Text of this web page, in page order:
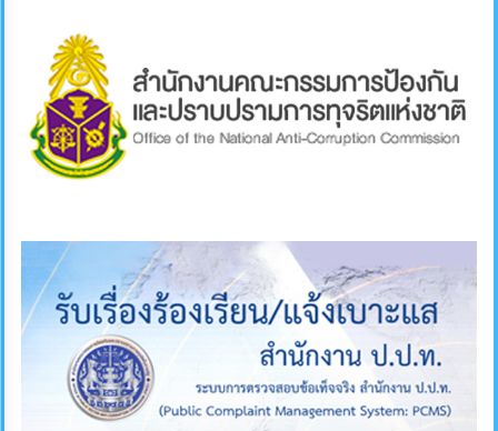
ทุจริต
การ
ดำเนิน
การ
ป้องกัน
การ
ทุจริต
มาตรการ
ภายใน
ป้องกัน